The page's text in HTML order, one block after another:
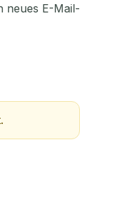
neues E-Mail-